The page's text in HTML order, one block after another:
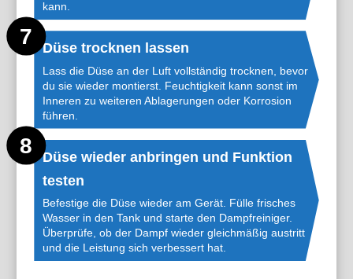
kann.
Düse trocknen lassen
Lass die Düse an der Luft vollständig trocknen, bevor
du sie wieder montierst. Feuchtigkeit kann sonst im
Inneren zu weiteren Ablagerungen oder Korrosion
führen.
Düse wieder anbringen und Funktion
testen
Befestige die Düse wieder am Gerät. Fülle frisches
Wasser in den Tank und starte den Dampfreiniger.
Überprüfe, ob der Dampf wieder gleichmäßig austritt
und die Leistung sich verbessert hat.